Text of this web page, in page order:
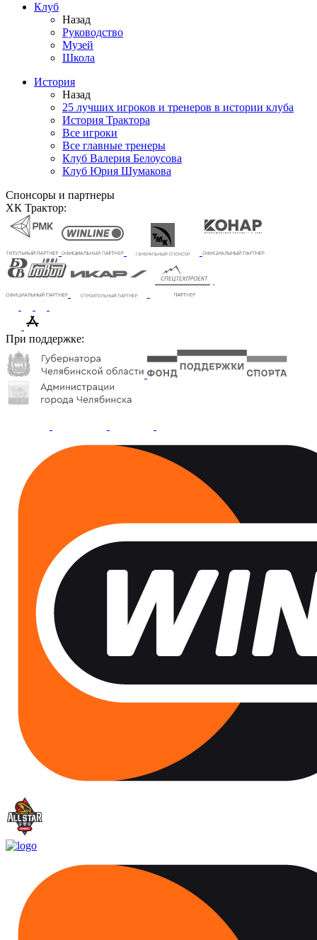
Клуб
Назад
Руководство
Музей
Школа
История
Назад
25 лучших игроков и тренеров в истории клуба
История Трактора
Все игроки
Все главные тренеры
Клуб Валерия Белоусова
Клуб Юрия Шумакова
Спонсоры и партнеры
ХК Трактор:
При поддержке: